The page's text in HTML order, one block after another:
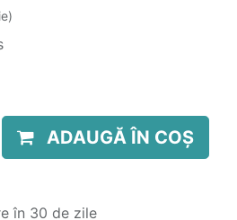
ADAUGĂ ÎN COȘ
în 30 de zile